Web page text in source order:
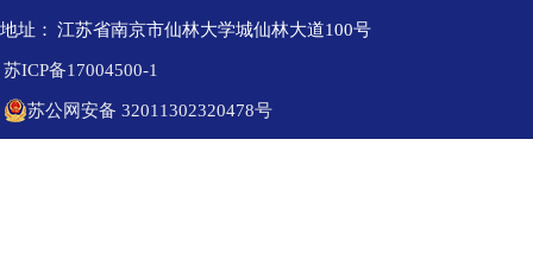
地址： 江苏省南京市仙林大学城仙林大道100号
苏ICP备17004500-1
苏公网安备 32011302320478号